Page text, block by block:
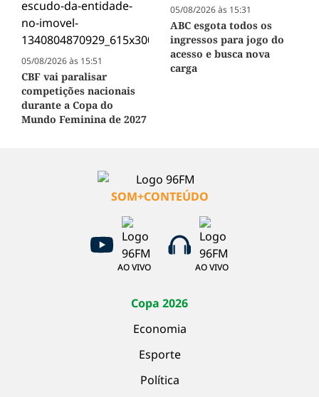
05/08/2026 às 15:51
CBF vai paralisar
competições nacionais
durante a Copa do
Mundo Feminina de 2027
05/08/2026 às 15:31
ABC esgota todos os
ingressos para jogo do
acesso e busca nova
carga
SOM+CONTEÚDO
AO VIVO AO VIVO
Copa 2026
Economia
Esporte
Política